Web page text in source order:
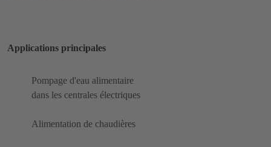
Applications principales
Pompage d'eau alimentaire
dans les centrales électriques
Alimentation de chaudières